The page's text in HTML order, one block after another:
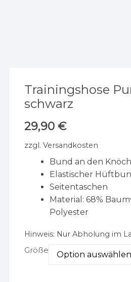
Trainingshose
schwarz
29,90€
zzgl.Versandkosten
Bund an den
Elastischer
Seitentaschen
Material: 68%
Polyester
Hinweis: Nur Abholung im
Größe